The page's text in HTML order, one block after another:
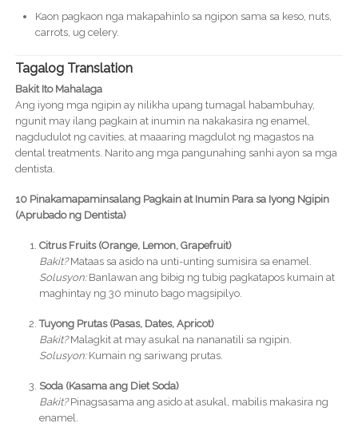
Kaon pagkaon nga makapahinlo sa ngipon sama sa keso, nuts,
carrots, ug celery.
Tagalog Translation
Bakit Ito Mahalaga
Ang iyong mga ngipin ay nilikha upang tumagal habambuhay,
ngunit may ilang pagkain at inumin na nakakasira ng enamel,
nagdudulot ng cavities, at maaaring magdulot ng magastos na
dental treatments. Narito ang mga pangunahing sanhi ayon sa mga
dentista.
10 Pinakamapaminsalang Pagkain at Inumin Para sa Iyong Ngipin
(Aprubado ng Dentista)
Citrus Fruits (Orange, Lemon, Grapefruit)
Bakit?Mataas sa asido na unti-unting sumisira sa enamel.
Solusyon:Banlawan ang bibig ng tubig pagkatapos kumain at
maghintay ng 30 minuto bago magsipilyo.
Tuyong Prutas (Pasas, Dates, Apricot)
Bakit?Malagkit at may asukal na nananatili sa ngipin.
Solusyon:Kumain ng sariwang prutas.
Soda (Kasama ang Diet Soda)
Bakit?Pinagsasama ang asido at asukal, mabilis makasira ng
enamel.